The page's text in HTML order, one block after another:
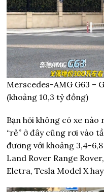
Merscedes-AMG G63 –
(khoảng 10,3 tỷ đồng)
Bạn hỏi không có xe nào
“rẻ” ở đây cũng rơi vào
đương với khoảng 3,4-
Land Rover Range
Eletra, Tesla Model X